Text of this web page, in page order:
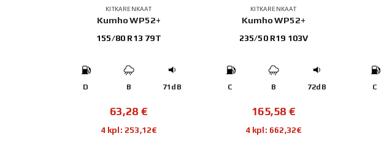
KITKARENKAAT
Kumho WP52+
155/80 R13 79T
D B 71dB
63,28 €
4 kpl: 253,12€
KITKARENKAAT
Kumho WP52+
235/50 R19 103V
C B 72dB
165,58 €
4 kpl: 662,32€
C